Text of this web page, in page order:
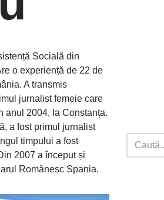
Socială din
o experiență de 22 de
A transmis
jurnalist femeie care
anul 2004, la Constanța.
a fost primul jurnalist
timpului a fost
2007 a început și
Românesc Spania.